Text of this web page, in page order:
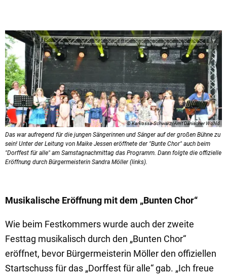
© Karkossa-Schwarz/Amt Dänischer Wohld
Das war aufregend für die jungen Sängerinnen und Sänger auf der großen Bühne zu
sein! Unter der Leitung von Maike Jessen eröffnete der "Bunte Chor" auch beim
"Dorffest für alle" am Samstagnachmittag das Programm. Dann folgte die offizielle
Eröffnung durch Bürgermeisterin Sandra Möller (links).
Musikalische Eröffnung mit dem „Bunten Chor“
Wie beim Festkommers wurde auch der zweite
Festtag musikalisch durch den „Bunten Chor“
eröffnet, bevor Bürgermeisterin Möller den offiziellen
Startschuss für das „Dorffest für alle“ gab. „Ich freue